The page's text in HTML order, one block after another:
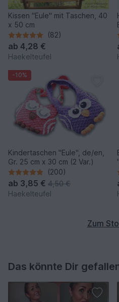
Kissen "Eule" mit Taschen, 40
x 50 cm
(82)
ab 4,28 €
Haekelteufel
-10%
Kindertaschen "Eule", de/en,
Gr. 25 cm x 30 cm (2 Var.)
(200)
ab 3,85 € 4,50 €
Haekelteufel
Zum
Das könnte Dir